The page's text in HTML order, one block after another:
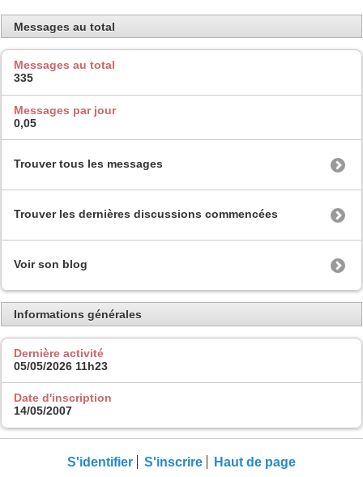
Messages au total
Messages au total
335
Messages par jour
0,05
Trouver tous les messages
Trouver les dernières discussions commencées
Voir son blog
Informations générales
Dernière activité
05/05/2026 11h23
Date d'inscription
14/05/2007
S'identifier S'inscrire Haut de page